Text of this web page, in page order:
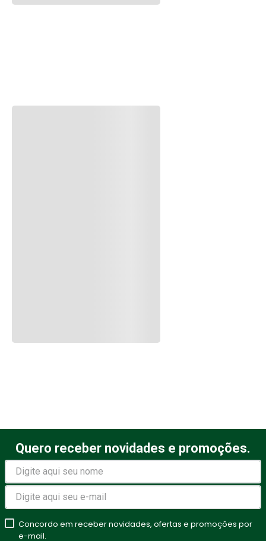
Quero receber novidades e promoções.
Concordo em receber novidades, ofertas e promoções por
e-mail.